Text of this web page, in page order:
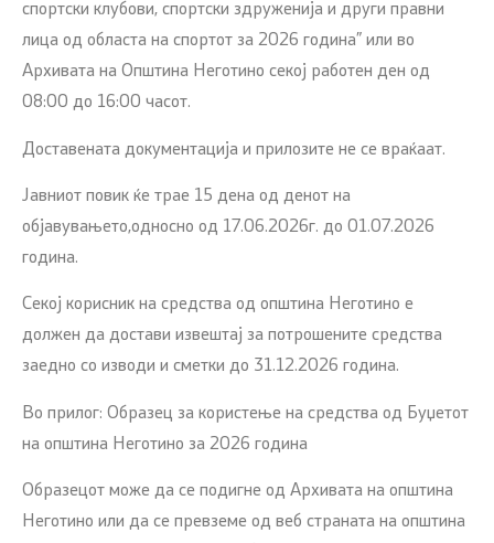
спортски клубови, спортски здруженија и други правни
лица од областа на спортот за 2026 година” или во
Архивата на Општина Неготино секој работен ден од
08:00 до 16:00 часот.
Доставената документација и прилозите не се враќаат.
Јавниот повик ќе трае 15 дена од денот на
објавувањето,односно од 17.06.2026г. до 01.07.2026
година.
Секој корисник на средства од општина Неготино е
должен да достави извештај за потрошените средства
заедно со изводи и сметки до 31.12.2026 година.
Во прилог: Образец за користење на средства од Буџетот
на општина Неготино за 2026 година
Образецот може да се подигне од Архивата на општина
Неготино или да се превземе од веб страната на општина